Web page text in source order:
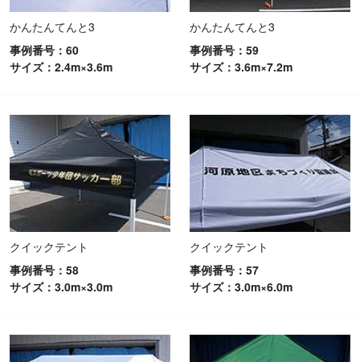
かんたんてんと3
事例番号：60
サイズ：2.4m×3.6m
かんたんてんと3
事例番号：59
サイズ：3.6m×7.2m
クイックテント
事例番号：58
サイズ：3.0m×3.0m
クイックテント
事例番号：57
サイズ：3.0m×6.0m